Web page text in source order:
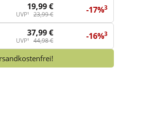
19,99 €
UVP¹ 23,99 € -17%3
37,99 €
UVP¹ 44,98 € -16%3